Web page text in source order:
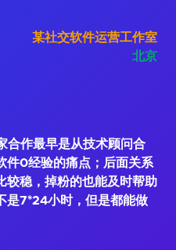
某社交软件运营工作室
北京
合作最早是从技术顾问合
件0经验的痛点；后面关系
较稳，掉粉的也能及时帮助
是7*24小时，但是都能做